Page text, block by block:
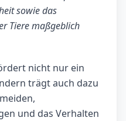
sowie das
Tiere maßgeblich
nicht nur ein
trägt auch dazu
und das Verhalten